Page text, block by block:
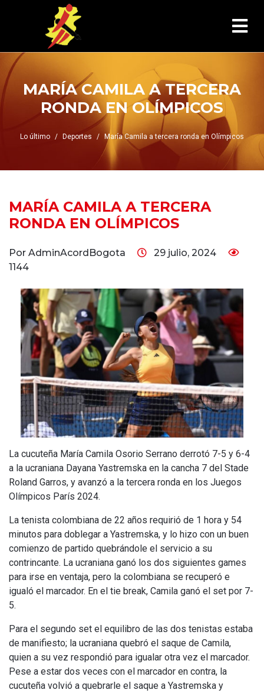
MARÍA CAMILA A TERCERA
RONDA EN OLÍMPICOS
Lo último Deportes María Camila a tercera ronda en Olímpicos
MARÍA CAMILA A TERCERA
RONDA EN OLÍMPICOS
Por AdminAcordBogota
29 julio, 2024
1144
La cucuteña María Camila Osorio Serrano derrotó 7-5 y 6-4
a la ucraniana Dayana Yastremska en la cancha 7 del Stade
Roland Garros, y avanzó a la tercera ronda en los Juegos
Olímpicos París 2024.
La tenista colombiana de 22 años requirió de 1 hora y 54
minutos para doblegar a Yastremska, y lo hizo con un buen
comienzo de partido quebrándole el servicio a su
contrincante. La ucraniana ganó los dos siguientes games
para irse en ventaja, pero la colombiana se recuperó e
igualó el marcador. En el tie break, Camila ganó el set por 7-
5.
Para el segundo set el equilibro de las dos tenistas estaba
de manifiesto; la ucraniana quebró el saque de Camila,
quien a su vez respondió para igualar otra vez el marcador.
Pese a estar dos veces con el marcador en contra, la
cucuteña volvió a quebrarle el saque a Yastremska y